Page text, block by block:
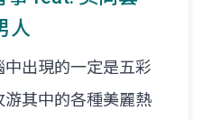
人
出現的一定是五彩
其中的各種美麗熱